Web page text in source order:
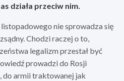
działa przeciw nim.
nie sprowadza się
Chodzi raczej o to,
legalizm przestał być
prowadzi do Rosji
do armii traktowanej jak